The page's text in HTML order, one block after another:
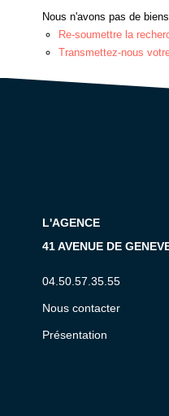
Nous n'avons pas de
Re-soumettre la
Transmettez-nous
L'AGENCE
41 AVENUE DE
04.50.57.35.55
Nous contacter
Présentation